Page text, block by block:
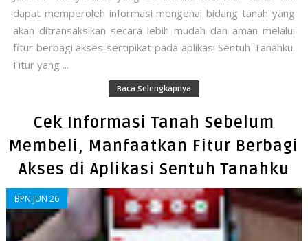
dapat memperoleh informasi mengenai bidang tanah yang
akan ditransaksikan secara lebih mudah dan aman melalui
fitur berbagi akses sertipikat pada aplikasi Sentuh Tanahku.
Fitur yang ...
Baca Selengkapnya
Cek Informasi Tanah Sebelum
Membeli, Manfaatkan Fitur Berbagi
Akses di Aplikasi Sentuh Tanahku
BPN JUN 26